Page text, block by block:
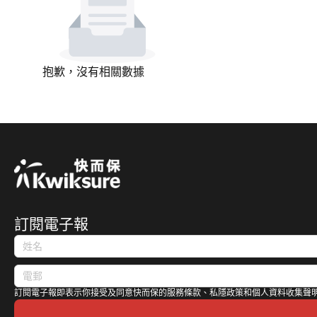
抱歉，沒有相關數據
訂閱電子報
訂閱電子報即表示你接受及同意快而保的服務條款、私隱政策和個人資料收集聲